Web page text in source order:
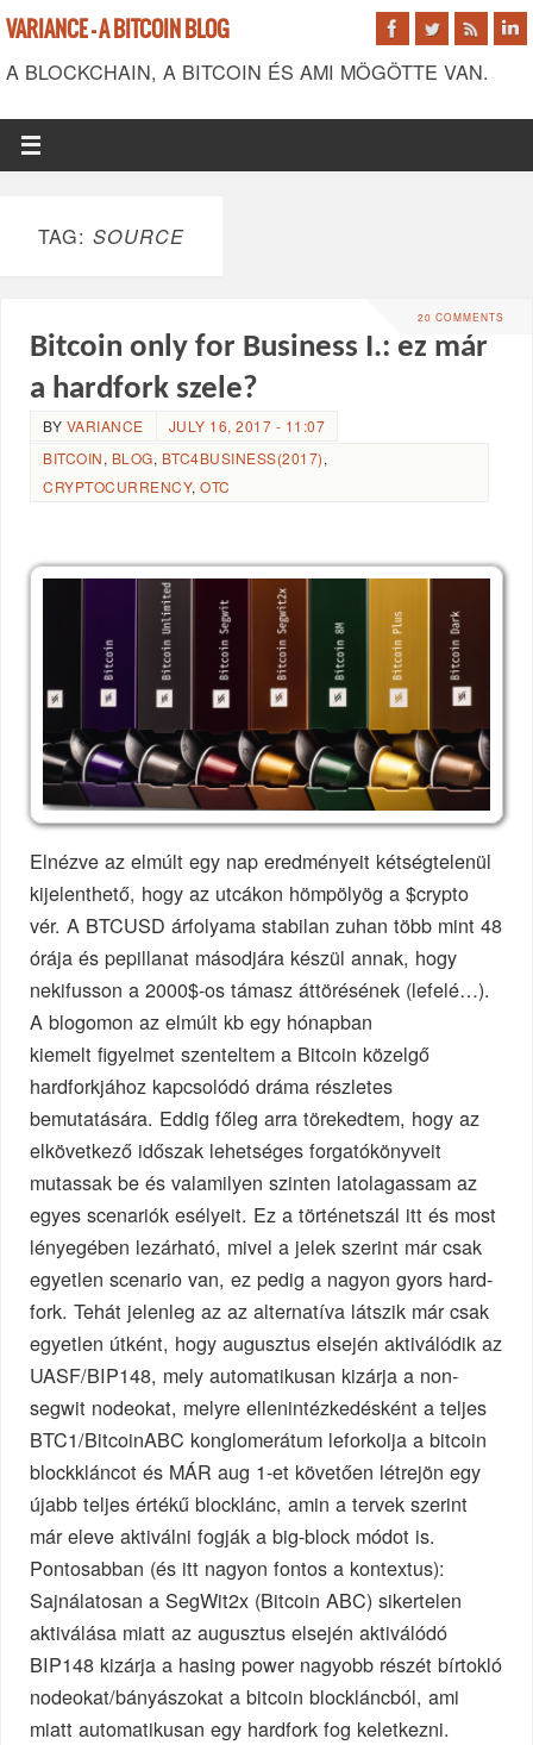
VARIANCE - A BITCOIN BLOG
A BLOCKCHAIN, A BITCOIN ÉS AMI MÖGÖTTE VAN.
TAG: SOURCE
20 COMMENTS
Bitcoin only for Business I.: ez már
a hardfork szele?
BY VARIANCE
JULY 16, 2017 - 11:07
BITCOIN, BLOG, BTC4BUSINESS(2017),
CRYPTOCURRENCY,OTC
Elnézve az elmúlt egy nap eredményeit kétségtelenül
kijelenthető, hogy az utcákon hömpölyög a $crypto
vér. A BTCUSD árfolyama stabilan zuhan több mint 48
órája és pepillanat másodjára készül annak, hogy
nekifusson a 2000$-os támasz áttörésének (lefelé…).
A blogomon az elmúlt kb egy hónapban
kiemelt figyelmet szenteltem a Bitcoin közelgő
hardforkjához kapcsolódó dráma részletes
bemutatására. Eddig főleg arra törekedtem, hogy az
elkövetkező időszak lehetséges forgatókönyveit
mutassak be és valamilyen szinten latolagassam az
egyes scenariók esélyeit. Ez a történetszál itt és most
lényegében lezárható, mivel a jelek szerint már csak
egyetlen scenario van, ez pedig a nagyon gyors hard-
fork. Tehát jelenleg az az alternatíva látszik már csak
egyetlen útként, hogy augusztus elsején aktiválódik az
UASF/BIP148, mely automatikusan kizárja a non-
segwit nodeokat, melyre ellenintézkedésként a teljes
BTC1/BitcoinABC konglomerátum leforkolja a bitcoin
blockkláncot és MÁR aug 1-et követően létrejön egy
újabb teljes értékű blocklánc, amin a tervek szerint
már eleve aktiválni fogják a big-block módot is.
Pontosabban (és itt nagyon fontos a kontextus):
Sajnálatosan a SegWit2x (Bitcoin ABC) sikertelen
aktiválása miatt az augusztus elsején aktiválódó
BIP148 kizárja a hasing power nagyobb részét bírtokló
nodeokat/bányászokat a bitcoin blockláncból, ami
miatt automatikusan egy hardfork fog keletkezni.